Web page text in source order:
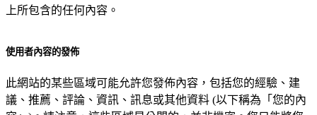
上所包含的任何內容。
使用者內容的發佈
此網站的某些區域可能允許您發佈內容，包括您的經驗、建
議、推薦、評論、資訊、訊息或其他資料 (以下稱為「您的內